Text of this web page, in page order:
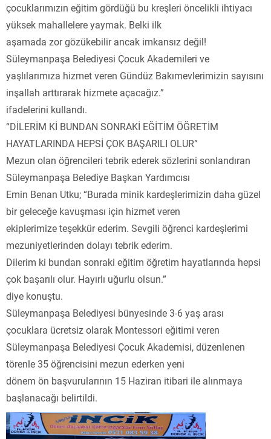
çocuklarımızın eğitim gördüğü bu kreşleri öncelikli ihtiyacı
yüksek mahallelere yaymak. Belki ilk
aşamada zor gözükebilir ancak imkansız değil!
Süleymanpaşa Belediyesi Çocuk Akademileri ve
yaşlılarımıza hizmet veren Gündüz Bakımevlerimizin sayısını
inşallah arttırarak hizmete açacağız.”
ifadelerini kullandı.
“DİLERİM Kİ BUNDAN SONRAKİ EĞİTİM ÖĞRETİM
HAYATLARINDA HEPSİ ÇOK BAŞARILI OLUR”
Mezun olan öğrencileri tebrik ederek sözlerini sonlandıran
Süleymanpaşa Belediye Başkan Yardımcısı
Emin Benan Utku; “Burada minik kardeşlerimizin daha güzel
bir geleceğe kavuşması için hizmet veren
ekiplerimize teşekkür ederim. Sevgili öğrenci kardeşlerimi
mezuniyetlerinden dolayı tebrik ederim.
Dilerim ki bundan sonraki eğitim öğretim hayatlarında hepsi
çok başarılı olur. Hayırlı uğurlu olsun.”
diye konuştu.
Süleymanpaşa Belediyesi bünyesinde 3-6 yaş arası
çocuklara ücretsiz olarak Montessori eğitimi veren
Süleymanpaşa Belediyesi Çocuk Akademisi, düzenlenen
törenle 35 öğrencisini mezun ederken yeni
dönem ön başvurularının 15 Haziran itibari ile alınmaya
başlanacağı belirtildi.